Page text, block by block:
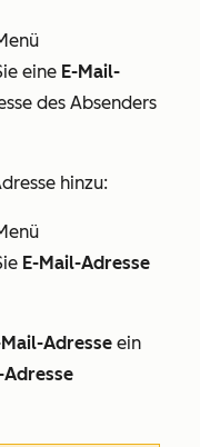
eine E-Mail-
des Absenders
hinzu:
E-Mail-Adresse
Mail-Adresse ein
Adresse